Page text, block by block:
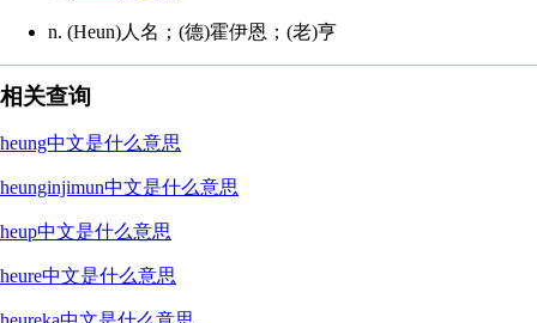
n. (Heun)人名；(德)霍伊恩；(老)亨
相关查询
heung中文是什么意思
heunginjimun中文是什么意思
heup中文是什么意思
heure中文是什么意思